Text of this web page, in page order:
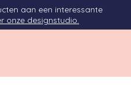
aan een interessante
onze designstudio.